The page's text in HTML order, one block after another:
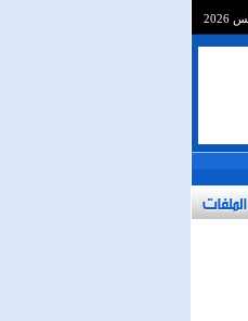
الملفات